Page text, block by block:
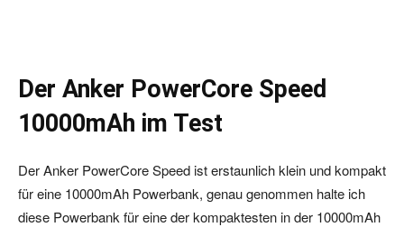
Der Anker PowerCore Speed
10000mAh im Test
Der Anker PowerCore Speed ist erstaunlich klein und kompakt
für eine 10000mAh Powerbank, genau genommen halte ich
diese Powerbank für eine der kompaktesten in der 10000mAh